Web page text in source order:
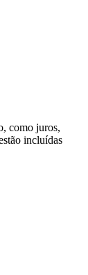
como juros,
incluídas